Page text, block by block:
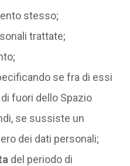
stesso;
trattate;
se fra di essi
fuori dello Spazio
se sussiste un
dei dati personali;
del periodo di